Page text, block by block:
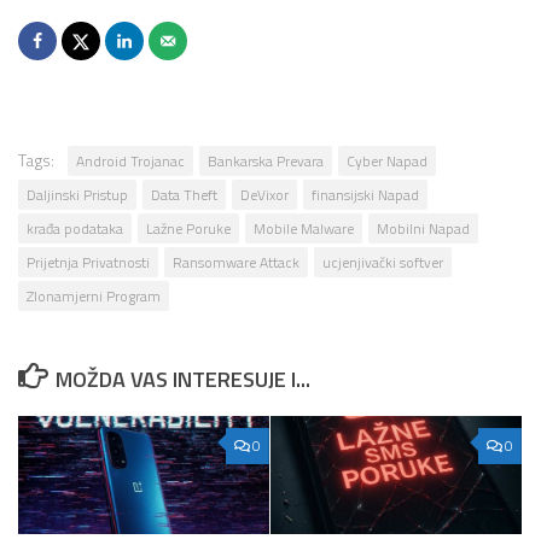
Tags: Android Trojanac Bankarska Prevara
Cyber Napad
Daljinski Pristup
Data Theft DeVixor
finansijski Napad
krađa podataka
Lažne Poruke Mobile Malware
Mobilni Napad
Prijetnja Privatnosti
Ransomware Attack
ucjenjivački softver
Zlonamjerni Program
MOŽDA VAS INTERESUJE I...
0 0